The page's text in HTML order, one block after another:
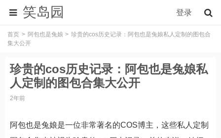
笑岛园 登录
首页 阿包也是兔娘
珍贵的cos历史记录：阿包也是兔娘私人定制的图包合
集大公开
珍贵的cos历史记录：阿包也是兔娘私
人定制的图包合集大公开
2年前
阿包也是兔娘是一位非常著名的COS博主，这些私人定制